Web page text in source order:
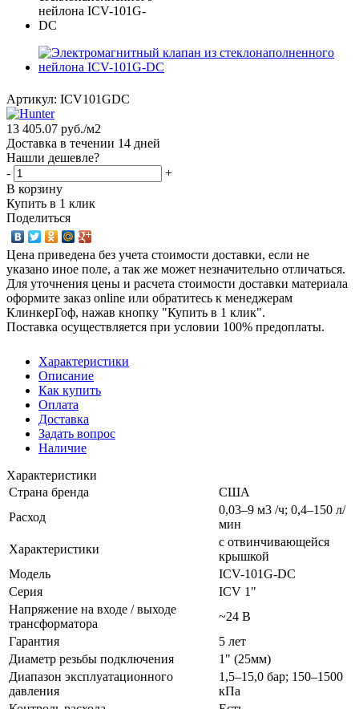
Артикул: ICV101GDC
13 405.07 руб./м2
Доставка в течении 14 дней
Нашли дешевле?
-
+
В корзину
Купить в 1 клик
Поделиться
Цена приведена без учета стоимости доставки, если не
указано иное поле, а так же может незначительно отличаться.
Для уточнения цены и расчета стоимости доставки материала
оформите заказ online или обратитесь к менеджерам
КлинкерГоф, нажав кнопку "Купить в 1 клик".
Поставка осуществляется при условии 100% предоплаты.
Характеристики
Описание
Как купить
Оплата
Доставка
Задать вопрос
Наличие
Характеристики
Страна бренда
США
Расход
0,03–9 м3 /ч; 0,4–150 л/
мин
Характеристики
с отвинчивающейся
крышкой
Модель
ICV-101G-DC
Серия
ICV 1"
Напряжение на входе / выходе
трансформатора
~24 В
Гарантия
5 лет
Диаметр резьбы подключения
1" (25мм)
Диапазон эксплуатационного
давления
1,5–15,0 бар; 150–1500
кПа